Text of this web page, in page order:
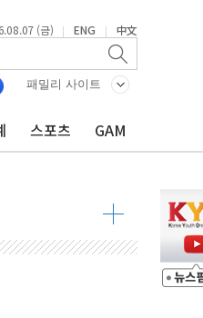
(금) | ENG | 中文
패밀리 사이트
스포츠 GAM